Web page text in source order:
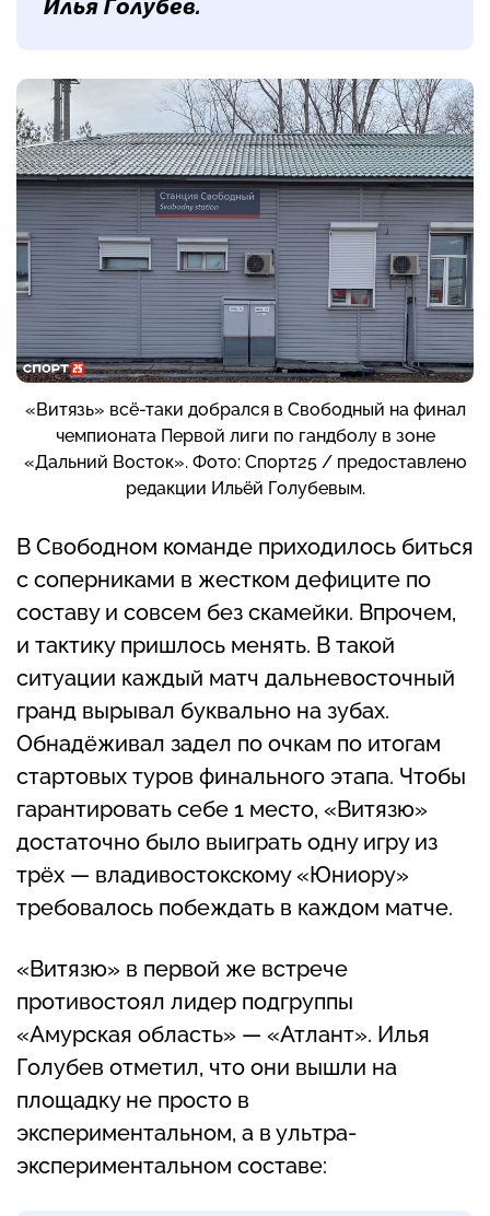
Илья Голубев.
«Витязь» всё-таки добрался в Свободный на финал
чемпионата Первой лиги по гандболу в зоне
«Дальний Восток». Фото: Спорт25 / предоставлено
редакции Ильёй Голубевым.
В Свободном команде приходилось биться
с соперниками в жестком дефиците по
составу и совсем без скамейки. Впрочем,
и тактику пришлось менять. В такой
ситуации каждый матч дальневосточный
гранд вырывал буквально на зубах.
Обнадёживал задел по очкам по итогам
стартовых туров финального этапа. Чтобы
гарантировать себе 1 место, «Витязю»
достаточно было выиграть одну игру из
трёх — владивостокскому «Юниору»
требовалось побеждать в каждом матче.
«Витязю» в первой же встрече
противостоял лидер подгруппы
«Амурская область» — «Атлант». Илья
Голубев отметил, что они вышли на
площадку не просто в
экспериментальном, а в ультра-
экспериментальном составе: